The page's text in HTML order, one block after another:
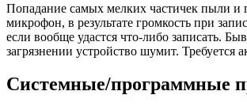
Попадание самых мелких частичек пыли и
микрофон, в результате громкость при
если вообще удастся что-либо записать.
загрязнении устройство шумит. Требуется
Системные/программные